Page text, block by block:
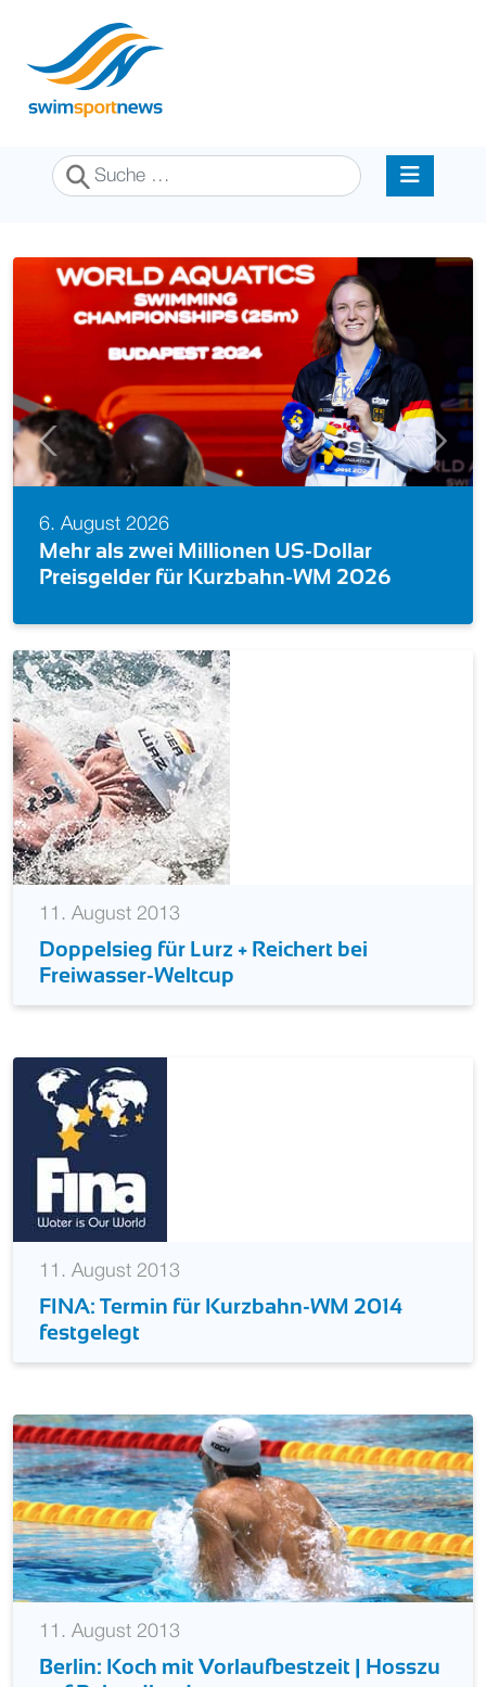
Suchen
6. August 2026
Mehr als zwei Millionen US-Dollar
Preisgelder für Kurzbahn-WM 2026
Previous Next
11. August 2013
Doppelsieg für Lurz + Reichert bei
Freiwasser-Weltcup
11. August 2013
FINA: Termin für Kurzbahn-WM 2014
festgelegt
11. August 2013
Berlin: Koch mit Vorlaufbestzeit | Hosszu